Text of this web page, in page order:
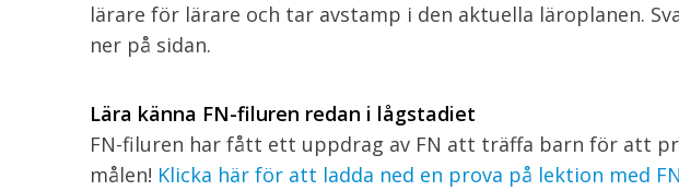
lärare för lärare och tar avstamp i den aktuella läroplanen.
ner på sidan.
Lära känna FN-filuren redan i lågstadiet
FN-filuren har fått ett uppdrag av FN att träffa barn för att
målen! Klicka här för att ladda ned en prova på lektion med